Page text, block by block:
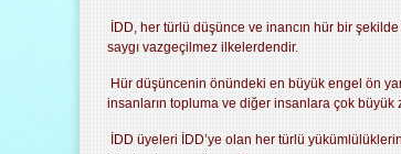
İDD, her türlü düşünce ve inancın hür bir
saygı vazgeçilmez ilkelerdendir.
Hür düşüncenin önündeki en büyük engel ön
insanların topluma ve diğer insanlara çok
İDD üyeleri İDD’ye olan her türlü